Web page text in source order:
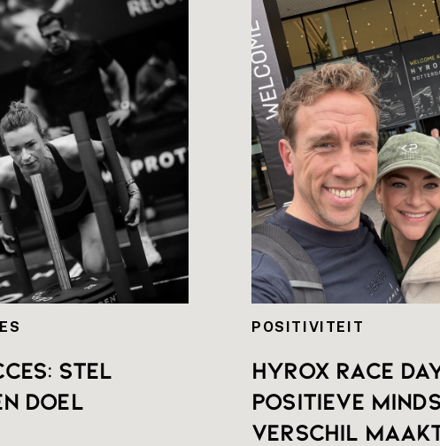
DE BLOG
stel
doel
LEES DE
HYROX RACE
positieve
verschil
POSITIVITEIT